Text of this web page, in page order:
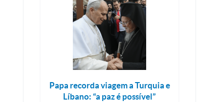
Papa recorda viagem a Turquia e
Líbano: “a paz é possível”